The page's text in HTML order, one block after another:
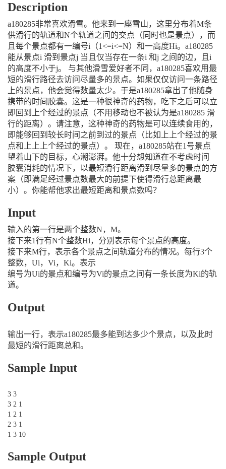
Description
a180285非常喜欢滑雪。他来到一座雪山，这里分布着M条
供滑行的轨道和N个轨道之间的交点（同时也是景点），而
且每个景点都有一编号i（1<=i<=N）和一高度Hi。a180285
能从景点i 滑到景点j 当且仅当存在一条i 和j 之间的边，且i
的高度不小于j。 与其他滑雪爱好者不同，a180285喜欢用最
短的滑行路径去访问尽量多的景点。如果仅仅访问一条路径
上的景点，他会觉得数量太少。于是a180285拿出了他随身
携带的时间胶囊。 这是一种很神奇的药物，吃下之后可以立
即回到上个经过的景点（不用移动也不被认为是a180285 滑
行的距离）。请注意，这种神奇的药物是可以连续食用的，
即能够回到较长时间 之前到过的景点（比如上上个经过的景
点和上上上个经过的景点）。 现在，a180285站在1号景点
望着山下的目标，心潮澎湃。他十分想知道在不考虑时间
胶囊消耗的情况下，以最短滑行距离滑到尽量多的景点的方
案（即满足经过景点数最大的前提下使得滑行总距离最
小）。你能帮他求出最短距离和景点数吗？
Input
输入的第一行是两个整数N，M。
接下来1行有N个整数Hi，分别表示每个景点的高度。
接下来M行，表示各个景点之间轨道分布的情况。每行3个
整数，Ui，Vi，Ki。表示
编号为Ui的景点和编号为Vi的景点之间有一条长度为Ki的轨
道。
Output
输出一行，表示a180285最多能到达多少个景点，以及此时
最短的滑行距离总和。
Sample Input
3 3
3 2 1
1 2 1
2 3 1
1 3 10
Sample Output